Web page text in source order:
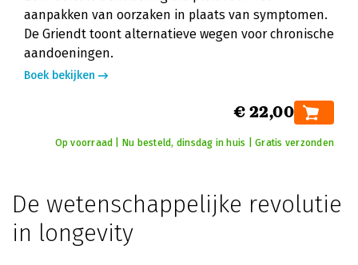
aanpakken van oorzaken in plaats van symptomen.
De Griendt toont alternatieve wegen voor chronische
aandoeningen.
Boek bekijken
€ 22,00
Op voorraad | Nu besteld, dinsdag in huis | Gratis verzonden
De wetenschappelijke revolutie
in longevity